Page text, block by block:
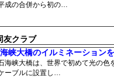
成の合併から初の…
友クラブ
峡大橋のイルミネーション
海峡大橋は、世界で初めて光の色
ーブルに設置し…